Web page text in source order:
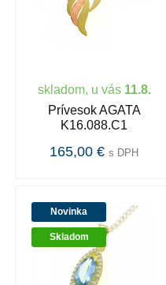
skladom, u vás 11.8.
Prívesok AGATA
K16.088.C1
165,00 € s DPH
Novinka
Skladom